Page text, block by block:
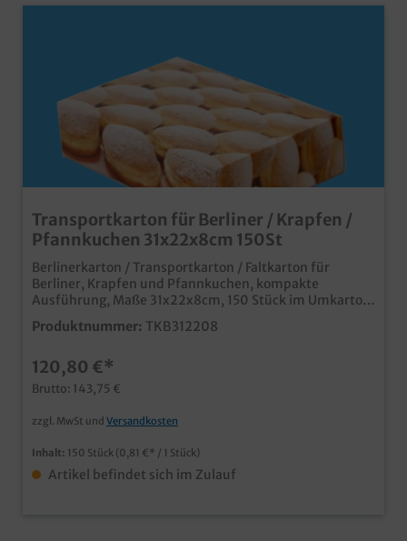
Transportkarton für Berliner / Krapfen /
Pfannkuchen 31x22x8cm 150St
Berlinerkarton / Transportkarton / Faltkarton für
Berliner, Krapfen und Pfannkuchen, kompakte
Ausführung, Maße 31x22x8cm, 150 Stück im Umkarton
Praktische und stabile Transportlösung im
Bäckereibedarf und Konditoreibedarf kompakte
Größe der Krapfen ansprechendes Neutralmotiv nicht
nur in der Faschingszeit ab einer Auflage von 5000
Stück auch individuell bedruckbarm fragen Sie einfach
unseren Kundenservice
Produktnummer: TKB312208
120,80 €*
Brutto: 143,75 €
zzgl. MwSt und Versandkosten
Inhalt: 150 Stück (0,81 €* / 1 Stück)
Artikel befindet sich im Zulauf